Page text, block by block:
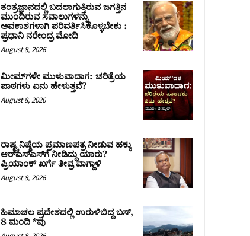
ತಂತ್ರಜ್ಞಾನದಲ್ಲಿ ಬದಲಾಗುತ್ತಿರುವ ಜಗತ್ತಿನ
ಮುಂದಿರುವ ಸವಾಲುಗಳನ್ನು
ಅವಕಾಶಗಳಾಗಿ ಪರಿವರ್ತಿಸಿಕೊಳ್ಳಬೇಕು :
ಪ್ರಧಾನಿ ನರೇಂದ್ರ ಮೋದಿ
August 8, 2026
ಮೀಮ್‌ಗಳೇ ಮುಳುವಾದಾಗ: ಚರಿತ್ರೆಯ
ಪಾಠಗಳು ಏನು ಹೇಳುತ್ತವೆ?
August 8, 2026
ರಾಷ್ಟ್ರನಿಷ್ಠೆಯ ಪ್ರಮಾಣಪತ್ರ ನೀಡುವ ಹಕ್ಕು
ಆರ್‌ಎಸ್‌ಎಸ್‌ಗೆ ನೀಡಿದ್ದು ಯಾರು?
ಪ್ರಿಯಾಂಕ್ ಖರ್ಗೆ ತೀವ್ರ ವಾಗ್ದಾಳಿ
August 8, 2026
ಹಿಮಾಚಲ ಪ್ರದೇಶದಲ್ಲಿ ಉರುಳಿಬಿದ್ದ ಬಸ್‌,
8 ಮಂದಿ *ವು